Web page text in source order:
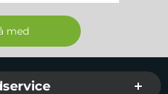
och länkar